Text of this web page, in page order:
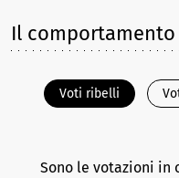
Il
Voti ribelli
Sono le votazioni in